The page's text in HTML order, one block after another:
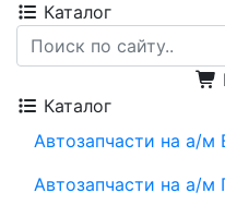
Каталог
Каталог
Автозапчасти на а/
Автозапчасти на а/м